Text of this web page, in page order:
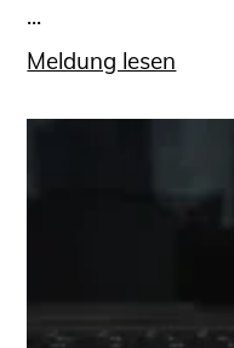
...
Meldung lesen